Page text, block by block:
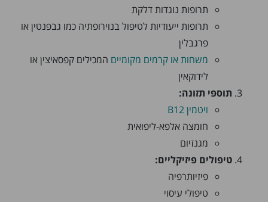
תרופות נוגדות דלקת
תרופות ייעודיות לטיפול בנוירופתיה כמו גבפנטין או
פרגבלין
משחות או קרמים מקומיים המכילים קפסאיצין או
לידוקאין
תוספי תזונה:
ויטמין B12
חומצה אלפא-ליפואית
מגנזיום
טיפולים פיזיקליים:
פיזיותרפיה
טיפולי עיסוי